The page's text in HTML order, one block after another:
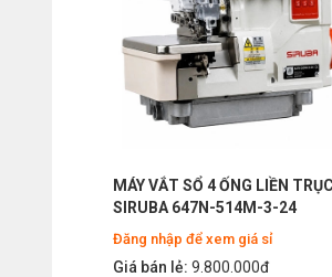
MÁY VẮT SỔ 4 ỐNG LIỀN TRỤC
SIRUBA 647N-514M-3-24
Đăng nhập để xem giá sỉ
Giá bán lẻ: 9.800.000đ